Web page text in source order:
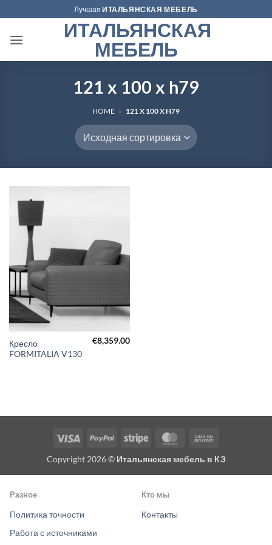
to
content
ЛучшаяИТАЛЬЯНСКАЯ МЕБЕЛЬ
ИТАЛЬЯНСКАЯ
МЕБЕЛЬ
121 x 100 x h79
HOME » 121 X 100 X H79
Кресло
FORMITALIA V130
€8,359.00
Visa PayPal Stripe MasterCard
Delivery
Copyright 2026 © Итальянская мебель в КЗ
Разное
Политика точности
Работа с источниками
Кто мы
Контакты